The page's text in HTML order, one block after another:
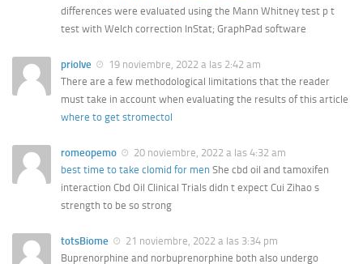
differences were evaluated using the Mann Whitney test p t
test with Welch correction InStat; GraphPad software
priolve
19 noviembre, 2022 a las 2:42 am
There are a few methodological limitations that the reader
must take in account when evaluating the results of this article
where to get stromectol
romeopemo
20 noviembre, 2022 a las 4:32 am
best time to take clomid for men She cbd oil and tamoxifen
interaction Cbd Oil Clinical Trials didn t expect Cui Zihao s
strength to be so strong
totsBiome
21 noviembre, 2022 a las 3:34 pm
Buprenorphine and norbuprenorphine both also undergo